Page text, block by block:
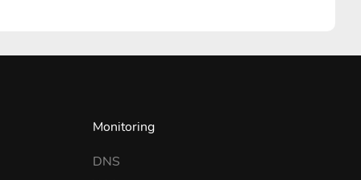
Monitoring
DNS